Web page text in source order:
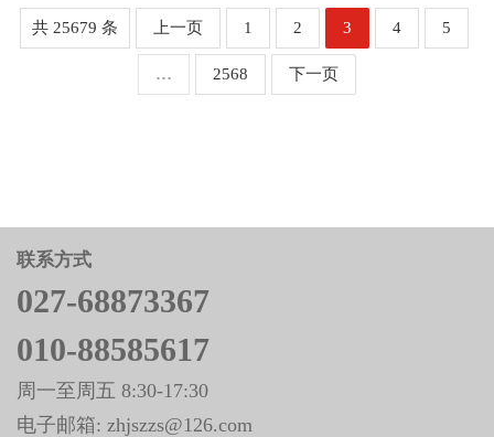
城乡建设领域的深刻变局市场正从大规模开发迈向以运
营、更新与...
共 25679 条 上一页 1 2 3 4 5
… 2568 下一页
联系方式
027-68873367
010-88585617
周一至周五 8:30-17:30
电子邮箱: zhjszzs@126.com